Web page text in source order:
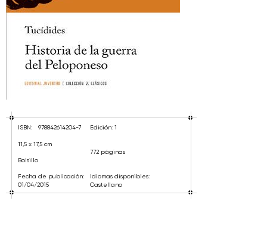
ISBN: 978842614204-7
11,5 x 17,5 cm
Bolsillo
Fecha de publicación:
01/04/2015
Edición: 1
772 páginas
Idiomas disponibles:
Castellano